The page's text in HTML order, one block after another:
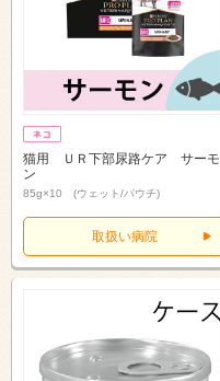
猫用 ＵＲ下部尿路ケア サーモ
ン
85g×10 (ウェット/パウチ)
取扱い病院